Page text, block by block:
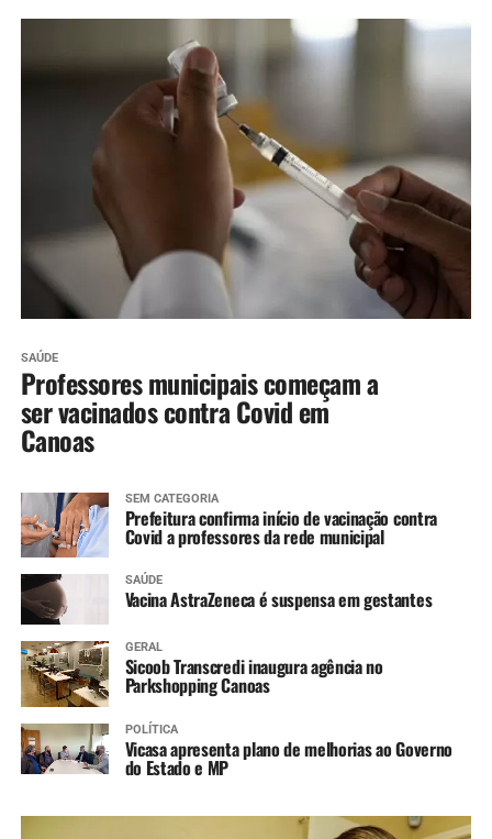
SAÚDE
Professores municipais começam a
ser vacinados contra Covid em
Canoas
SEM CATEGORIA
Prefeitura confirma início de vacinação contra
Covid a professores da rede municipal
SAÚDE
Vacina AstraZeneca é suspensa em gestantes
GERAL
Sicoob Transcredi inaugura agência no
Parkshopping Canoas
POLÍTICA
Vicasa apresenta plano de melhorias ao Governo
do Estado e MP